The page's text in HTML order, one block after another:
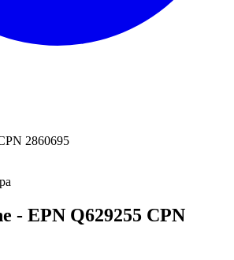
2860695
- EPN Q629255 CPN